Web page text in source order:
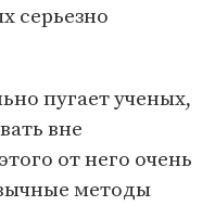
серьезно
пугает ученых,
вне
от него очень
методы